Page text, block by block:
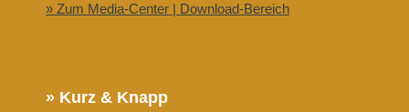
» Zum Media-Center | Download-Bereich
» Kurz & Knapp